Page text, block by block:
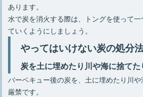
あります。
水で炭を消火する際は、トングを使って
ていくようにしましょう。
やってはいけない炭の処分
炭を土に埋めたり川や海に捨てた
バーベキュー後の炭を、土に埋めたり川
厳禁です。